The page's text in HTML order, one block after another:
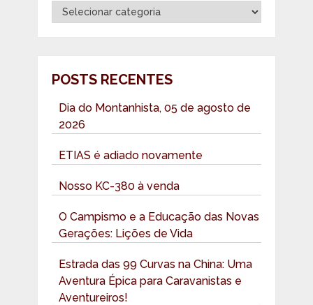
Categorias
POSTS RECENTES
Dia do Montanhista, 05 de agosto de
2026
ETIAS é adiado novamente
Nosso KC-380 à venda
O Campismo e a Educação das Novas
Gerações: Lições de Vida
Estrada das 99 Curvas na China: Uma
Aventura Épica para Caravanistas e
Aventureiros!